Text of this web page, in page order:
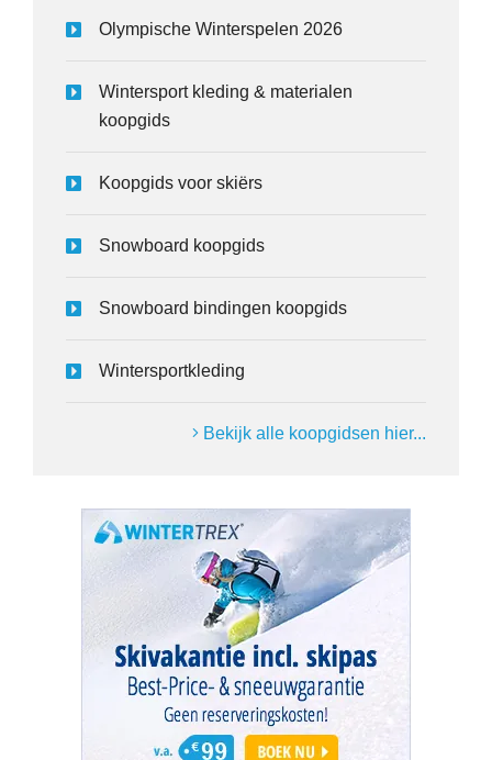
Olympische Winterspelen 2026
Wintersport kleding & materialen
koopgids
Koopgids voor skiërs
Snowboard koopgids
Snowboard bindingen koopgids
Wintersportkleding
Bekijk alle koopgidsen hier...